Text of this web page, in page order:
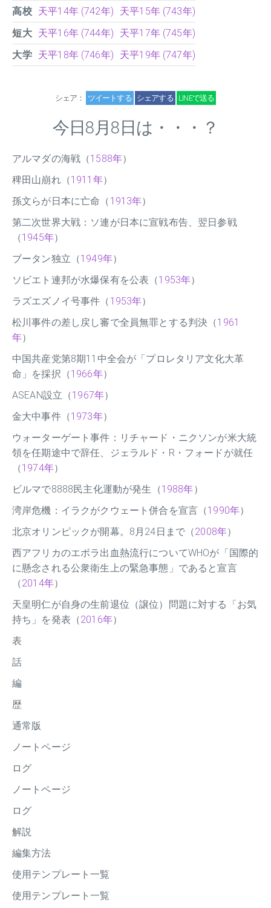
高校 天平14年 (742年)
天平15年 (743年)
短大 天平16年 (744年)
天平17年 (745年)
大学 天平18年 (746年) 天平19年 (747年)
シェア： ツイートする シェアする LINEで送る
今日8月8日は・・・？
アルマダの海戦（1588年）
稗田山崩れ（1911年）
孫文らが日本に亡命（ 1913年）
第二次世界大戦：ソ連が日本に宣戦布告、翌日参戦
（1945年）
ブータン独立（1949年）
ソビエト連邦が水爆保有を公表（1953年）
ラズエズノイ号事件（ 1953年）
松川事件の差し戻し審で全員無罪とする判決（1961
年）
中国共産党第8期11中全会が「プロレタリア文化大革
命」を採択（1966年）
ASEAN設立（1967年）
金大中事件（1973年）
ウォーターゲート事件：リチャード・ニクソンが米大統
領を任期途中で辞任、ジェラルド・R・フォードが就任
（1974年）
ビルマで8888民主化運動が発生（1988年）
湾岸危機：イラクがクウェート併合を宣言（1990年）
北京オリンピックが開幕。8月24日まで（2008年）
西アフリカのエボラ出血熱流行についてWHOが「国際的
に懸念される公衆衛生上の緊急事態」であると宣言
（2014年）
天皇明仁が自身の生前退位（譲位）問題に対する「お気
持ち」を発表（2016年）
表
話
編
歴
通常版
ノートページ
ログ
ノートページ
ログ
解説
編集方法
使用テンプレート一覧
使用テンプレート一覧